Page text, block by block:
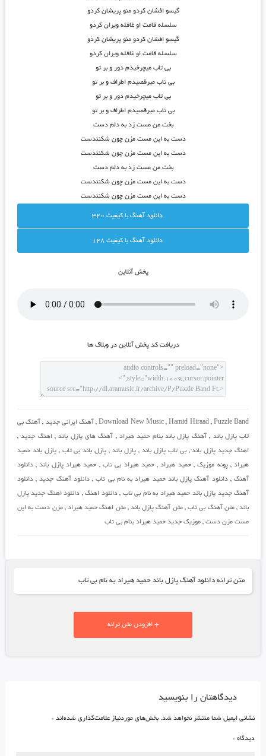
گیسو افشان کردو منو پریشان کردو
سلسله قامت او غافله ویران کردو
گیسو افشان کردو منو پریشان کردو
سلسله قامت او غافله ویران کردو
بی تاب میچرخیدم دور و بر تو
بی تاب میرقصیدم اطراف و بر تو
بی تاب میچرخیدم دور و بر تو
بی تاب میرقصیدم اطراف و بر تو
بخت من مست زد به دلم دست
دست به این مست مزن چون شکنندست
دست به این مست مزن چون شکنندست
بخت من مست زد به دلم دست
دست به این مست مزن چون شکنندست
دست به این مست مزن چون شکنندست
دانلود آهنگ با کيفيت 320
دانلود آهنگ با کيفيت 128
پخش آنلاين
دريافت کد پخش آنلاين در وبلاگ ها
Download New Music,Hamid Hiraad, Puzzle Band
, آهنگ ایرانی جدید , آهنگ بی
تاب پازل باند , آهنگ پازل باند بنام حمید هیراد, آهنگ های پازل باند,اهنگ جدید,
اهنگ جدید پازل باند,بی تاب پازل باند , پازل باند, پازل باند بی تاب ,پازل باند حمید
هیراد,پونه موزیک,حمید هیراد,حمید هیراد بی تاب , حمید هیراد پازل باند,دانلود
آهنگ,دانلود آهنگ پازل باند حمید هیراد به نام بی تاب,دانلود آهنگ جدید,دانلود
آهنگ جدید پازل باند حمید هیراد به نام بی تاب ,دانلود اهنگ, دانلود اهنگ جدید پازل
باند,متن آهنگ بی تاب,متن آهنگ پازل باند,متن اهنگ حمید هیراد ,مزن دست به این
مست مزن دست, موزیک جدید حمید هیراد بنام بی تاب
متن ترانه دانلود آهنگ پازل باند حمید هیراد به نام بی تاب
+ افزودن متن ترانه
دیدگاهتان را بنویسید
نشانی ایمیل شما منتشر نخواهد شد. بخش‌های موردنیاز علامت‌گذاری شده‌اند *
دیدگاه *